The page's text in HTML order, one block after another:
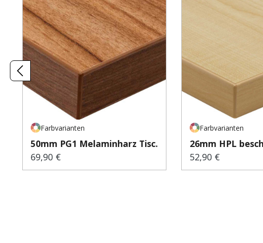
Farbvarianten
50mm PG1 Melaminharz Tisc...
Regulärer Preis:
69,90 €
Farbvarianten
26mm HPL
Regulärer Preis:
52,90 €